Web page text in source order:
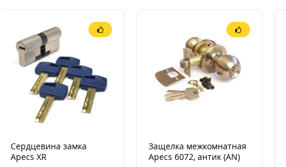
Сердцевина замка
Apecs XR
Защелка межкомнатная
Apecs 6072, антик (AN)